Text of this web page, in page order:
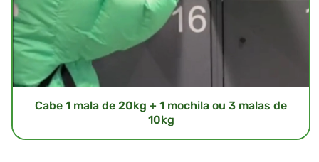
Cabe 1 mala de 20kg + 1 mochila ou 3 malas de
10kg